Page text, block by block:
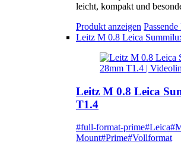
leicht, kompakt und
Produkt anzeigen
Leitz M 0.8 Leica
Leitz M 0.8 Leica
T1.4
#full-format-prime#Leica
Mount#Prime#Vollformat